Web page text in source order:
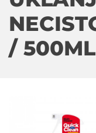
/ 500ML